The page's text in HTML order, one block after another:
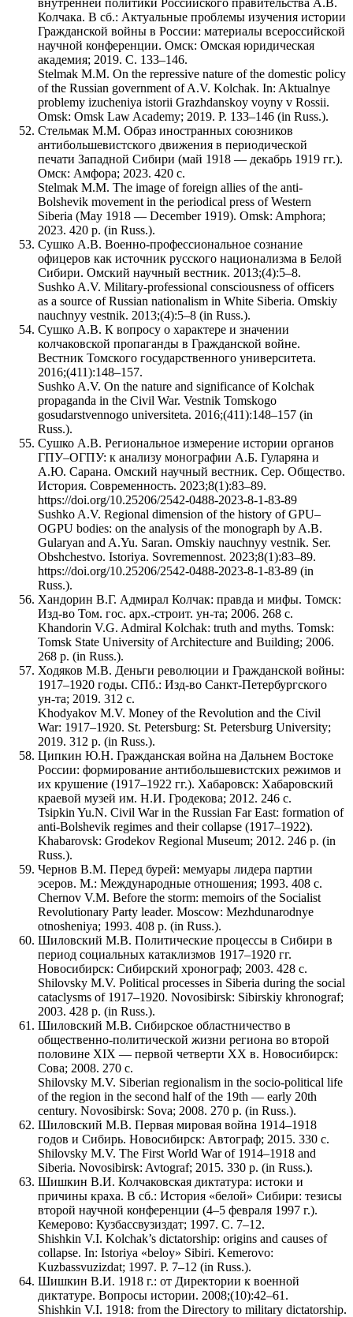
внутренней политики Российского правительства А.В.
Колчака. В сб.: Актуальные проблемы изучения истории
Гражданской войны в России: материалы всероссийской
научной конференции. Омск: Омская юридическая
академия; 2019. С. 133–146.
Stelmak M.M. On the repressive nature of the domestic policy
of the Russian government of A.V. Kolchak. In: Aktualnye
problemy izucheniya istorii Grazhdanskoy voyny v Rossii.
Omsk: Omsk Law Academy; 2019. P. 133–146 (in Russ.).
Стельмак М.М. Образ иностранных союзников
антибольшевистского движения в периодической
печати Западной Сибири (май 1918 — декабрь 1919 гг.).
Омск: Амфора; 2023. 420 с.
Stelmak M.M. The image of foreign allies of the anti-
Bolshevik movement in the periodical press of Western
Siberia (May 1918 — December 1919). Omsk: Amphora;
2023. 420 p. (in Russ.).
Сушко А.В. Военно-профессиональное сознание
офицеров как источник русского национализма в Белой
Сибири. Омский научный вестник. 2013;(4):5–8.
Sushko A.V. Military-professional consciousness of officers
as a source of Russian nationalism in White Siberia. Omskiy
nauchnyy vestnik. 2013;(4):5–8 (in Russ.).
Сушко А.В. К вопросу о характере и значении
колчаковской пропаганды в Гражданской войне.
Вестник Томского государственного университета.
2016;(411):148–157.
Sushko A.V. On the nature and significance of Kolchak
propaganda in the Civil War. Vestnik Tomskogo
gosudarstvennogo universiteta. 2016;(411):148–157 (in
Russ.).
Сушко А.В. Региональное измерение истории органов
ГПУ–ОГПУ: к анализу монографии А.Б. Гуларяна и
А.Ю. Сарана. Омский научный вестник. Сер. Общество.
История. Современность. 2023;8(1):83–89.
https://doi.org/10.25206/2542-0488-2023-8-1-83-89
Sushko A.V. Regional dimension of the history of GPU–
OGPU bodies: on the analysis of the monograph by A.B.
Gularyan and A.Yu. Saran. Omskiy nauchnyy vestnik. Ser.
Obshchestvo. Istoriya. Sovremennost. 2023;8(1):83–89.
https://doi.org/10.25206/2542-0488-2023-8-1-83-89 (in
Russ.).
Хандорин В.Г. Адмирал Колчак: правда и мифы. Томск:
Изд-во Том. гос. арх.-строит. ун-та; 2006. 268 с.
Khandorin V.G. Admiral Kolchak: truth and myths. Tomsk:
Tomsk State University of Architecture and Building; 2006.
268 p. (in Russ.).
Ходяков М.В. Деньги революции и Гражданской войны:
1917–1920 годы. СПб.: Изд-во Санкт-Петербургского
ун-та; 2019. 312 с.
Khodyakov M.V. Money of the Revolution and the Civil
War: 1917–1920. St. Petersburg: St. Petersburg University;
2019. 312 p. (in Russ.).
Ципкин Ю.Н. Гражданская война на Дальнем Востоке
России: формирование антибольшевистских режимов и
их крушение (1917–1922 гг.). Хабаровск: Хабаровский
краевой музей им. Н.И. Гродекова; 2012. 246 с.
Tsipkin Yu.N. Civil War in the Russian Far East: formation of
anti-Bolshevik regimes and their collapse (1917–1922).
Khabarovsk: Grodekov Regional Museum; 2012. 246 p. (in
Russ.).
Чернов В.М. Перед бурей: мемуары лидера партии
эсеров. М.: Международные отношения; 1993. 408 с.
Chernov V.M. Before the storm: memoirs of the Socialist
Revolutionary Party leader. Moscow: Mezhdunarodnye
otnosheniya; 1993. 408 p. (in Russ.).
Шиловский М.В. Политические процессы в Сибири в
период социальных катаклизмов 1917–1920 гг.
Новосибирск: Сибирский хронограф; 2003. 428 с.
Shilovsky M.V. Political processes in Siberia during the social
cataclysms of 1917–1920. Novosibirsk: Sibirskiy khronograf;
2003. 428 p. (in Russ.).
Шиловский М.В. Сибирское областничество в
общественно-политической жизни региона во второй
половине XIX — первой четверти XX в. Новосибирск:
Сова; 2008. 270 с.
Shilovsky M.V. Siberian regionalism in the socio-political life
of the region in the second half of the 19th — early 20th
century. Novosibirsk: Sova; 2008. 270 p. (in Russ.).
Шиловский М.В. Первая мировая война 1914–1918
годов и Сибирь. Новосибирск: Автограф; 2015. 330 с.
Shilovsky M.V. The First World War of 1914–1918 and
Siberia. Novosibirsk: Avtograf; 2015. 330 p. (in Russ.).
Шишкин В.И. Колчаковская диктатура: истоки и
причины краха. В сб.: История «белой» Сибири: тезисы
второй научной конференции (4–5 февраля 1997 г.).
Кемерово: Кузбассвузиздат; 1997. С. 7–12.
Shishkin V.I. Kolchak’s dictatorship: origins and causes of
collapse. In: Istoriya «beloy» Sibiri. Kemerovo:
Kuzbassvuzizdat; 1997. P. 7–12 (in Russ.).
Шишкин В.И. 1918 г.: от Директории к военной
диктатуре. Вопросы истории. 2008;(10):42–61.
Shishkin V.I. 1918: from the Directory to military dictatorship.